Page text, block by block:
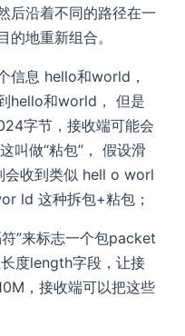
后沿着不同的路径在一
地重新组合。
信息 hello和world，
hello和world， 但是
字节，接收端可能会
叫做“粘包”， 假设滑
会收到类似 hell o worl
ld 这种拆包+粘包；
”来标志一个包packet
度length字段，让接
，接收端可以把这些